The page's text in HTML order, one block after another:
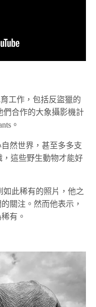
工作，包括反盜獵的
們合作的大象攝影機計
。
然世界，甚至多多支
，這些野生動物才能好
如此稀有的照片，他之
關注。然而他表示，
有。